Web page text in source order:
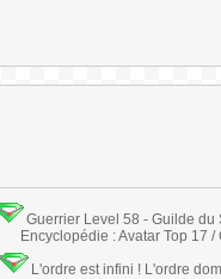
Guerrier Level 58 - Guilde
Encyclopédie : Avatar Top 17 /
L'ordre est infini ! L'ordre